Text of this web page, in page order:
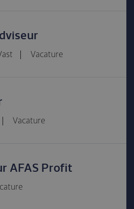
Vacature
Vacature
AFAS Profit